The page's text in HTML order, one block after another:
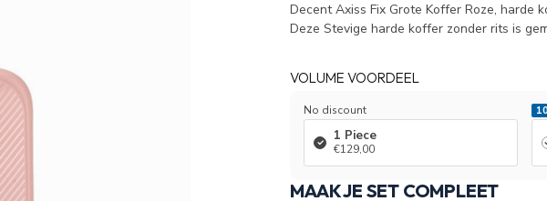
Decent Axiss Fix Grote Koffer Roze, harde
Deze Stevige harde koffer zonder rits is
VOLUME VOORDEEL
No discount
1 Piece
€129,00
MAAK JE SET COMPLEET